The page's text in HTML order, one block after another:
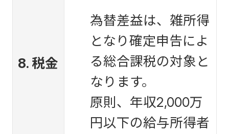
8. 税金
為替差益は、雑所得
となり確定申告によ
る総合課税の対象と
なります。
原則、年収2,000万
円以下の給与所得者